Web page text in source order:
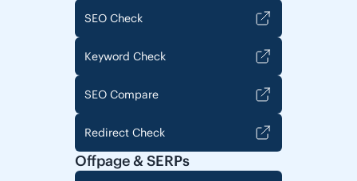
SEO Check
Keyword Check
SEO Compare
Redirect Check
Offpage & SERPs